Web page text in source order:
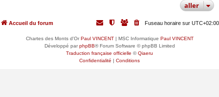
aller
Accueil du forum Fuseau horaire sur UTC+02:00
Chartes des Monts d'OrPaul VINCENT| MSC Informatique Paul VINCENT
Développé parphpBB® Forum Software © phpBB Limited
Traduction française officielle ©Qiaeru
Confidentialité | Conditions